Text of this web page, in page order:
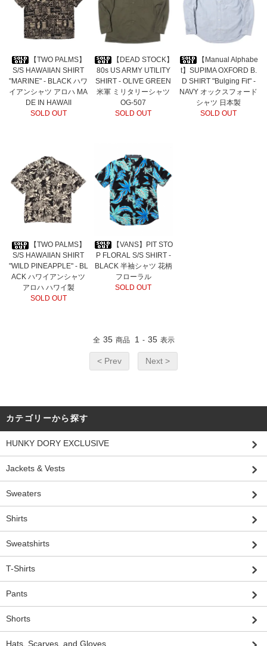
【TWO PALMS】
S/S HAWAIIAN SHIRT
"MARINE" - BLACK ハワ
イアンシャツ アロハ MA
DE IN HAWAII
SOLD OUT
【DEAD STOCK】
80s US ARMY UTILITY
SHIRT - OLIVE GREEN
米軍 ミリタリーシャツ
OG-507
SOLD OUT
【Manual Alphabe
t】SUPIMA OXFORD B.
D SHIRT "Bulging Fit" -
NAVY オックスフォード
シャツ 日本製
SOLD OUT
【TWO PALMS】
S/S HAWAIIAN SHIRT
"WILD PINEAPPLE" - BL
ACK ハワイアンシャツ
アロハ ハワイ製
SOLD OUT
【VANS】PIT STO
P FLORAL S/S SHIRT -
BLACK 半袖シャツ 花柄
フローラル
SOLD OUT
全 35 商品 1 - 35 表示
< Prev Next >
カテゴリーから探す
HUNKY DORY EXCLUSIVE
Jackets & Vests
Sweaters
Shirts
Sweatshirts
T-Shirts
Pants
Shorts
Hats, Scarves, and Gloves